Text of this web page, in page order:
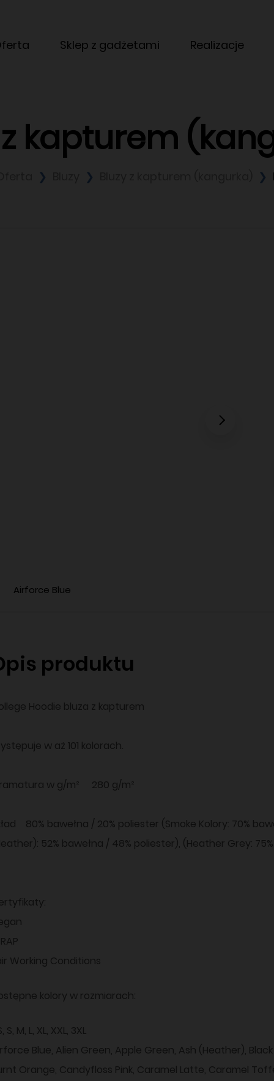
Sklep z gadżetami Realizacje
kapturem
Airforce Blue
produktu
Hoodie bluza z kapturem
w aż 101 kolorach.
w g/m² 280 g/m²
80% bawełna / 20% poliester (Smoke Kolory: 70%
52% bawełna / 48% poliester), (Heather Grey:
Working Conditions
kolory w rozmiarach:
S, M, L, XL, XXL, 3XL
Blue, Alien Green, Apple Green, Ash (Heather),
Orange, Candyfloss Pink, Caramel Latte, Caramel